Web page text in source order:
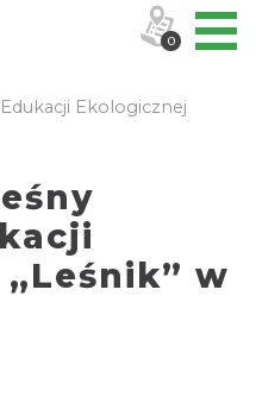
Ekologicznej
w
0